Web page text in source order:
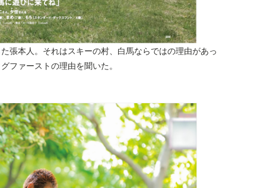
張本人。それはスキーの村、白馬ならではの理由があっ
ファーストの理由を聞いた。